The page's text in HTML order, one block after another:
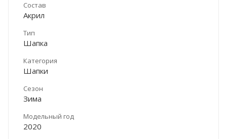
Состав
Акрил
Тип
Шапка
Категория
Шапки
Сезон
Зима
Модельный год
2020